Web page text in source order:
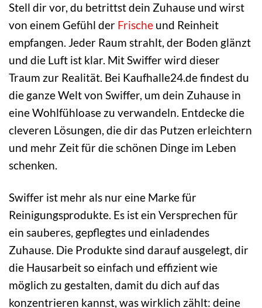
Stell dir vor, du betrittst dein Zuhause und wirst
von einem Gefühl der Frische und Reinheit
empfangen. Jeder Raum strahlt, der Boden glänzt
und die Luft ist klar. Mit Swiffer wird dieser
Traum zur Realität. Bei Kaufhalle24.de findest du
die ganze Welt von Swiffer, um dein Zuhause in
eine Wohlfühloase zu verwandeln. Entdecke die
cleveren Lösungen, die dir das Putzen erleichtern
und mehr Zeit für die schönen Dinge im Leben
schenken.
Swiffer ist mehr als nur eine Marke für
Reinigungsprodukte. Es ist ein Versprechen für
ein sauberes, gepflegtes und einladendes
Zuhause. Die Produkte sind darauf ausgelegt, dir
die Hausarbeit so einfach und effizient wie
möglich zu gestalten, damit du dich auf das
konzentrieren kannst, was wirklich zählt: deine